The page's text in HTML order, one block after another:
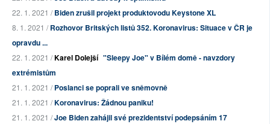
22. 1. 2021 /Biden zrušil projekt produktovodu Keystone XL
8. 1. 2021 /Rozhovor Britských listů 352. Koronavirus: Situace v ČR je
opravdu ...
22. 1. 2021 /Karel Dolejší "Sleepy Joe" v Bílém domě - navzdory
extrémistům
21. 1. 2021 /Poslanci se poprali ve sněmovně
21. 1. 2021 /Koronavirus: Žádnou paniku!
21. 1. 2021 /Joe Biden zahájil své prezidentství podepsáním 17